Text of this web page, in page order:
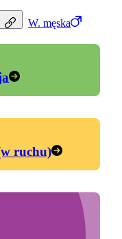
W. męska
ruchu)